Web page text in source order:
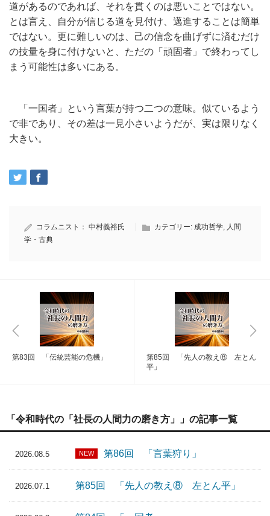
道があるのであれば、それを貫くのは悪いことではない。
とは言え、自分が信じる道を見付け、邁進することは簡単
ではない。更に難しいのは、己の信念を曲げずに済むだけ
の技量を身に付けないと、ただの「頑固者」で終わってし
まう可能性は多いにある。
「一国者」という言葉が持つ二つの意味。似ているよう
で非であり、その差は一見小さいようだが、実は限りなく
大きい。
コラムニスト： 中村義裕氏 カテゴリー: 成功哲学, 人間
学・古典
第83回 「伝統芸能の危機」
第85回 「先人の教え⑧ 左とん
平」
「令和時代の「社長の人間力の磨き方」」の記事一覧
2026.08.5 NEW 第86回 「言葉狩り」
2026.07.1 第85回 「先人の教え⑧ 左とん平」